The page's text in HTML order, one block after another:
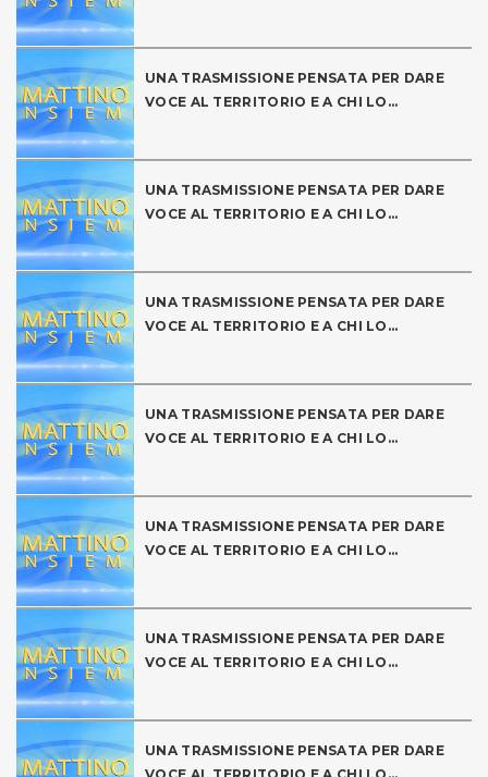
UNA TRASMISSIONE PENSATA PER DARE
VOCE AL TERRITORIO E A CHI LO...
UNA TRASMISSIONE PENSATA PER DARE
VOCE AL TERRITORIO E A CHI LO...
UNA TRASMISSIONE PENSATA PER DARE
VOCE AL TERRITORIO E A CHI LO...
UNA TRASMISSIONE PENSATA PER DARE
VOCE AL TERRITORIO E A CHI LO...
UNA TRASMISSIONE PENSATA PER DARE
VOCE AL TERRITORIO E A CHI LO...
UNA TRASMISSIONE PENSATA PER DARE
VOCE AL TERRITORIO E A CHI LO...
UNA TRASMISSIONE PENSATA PER DARE